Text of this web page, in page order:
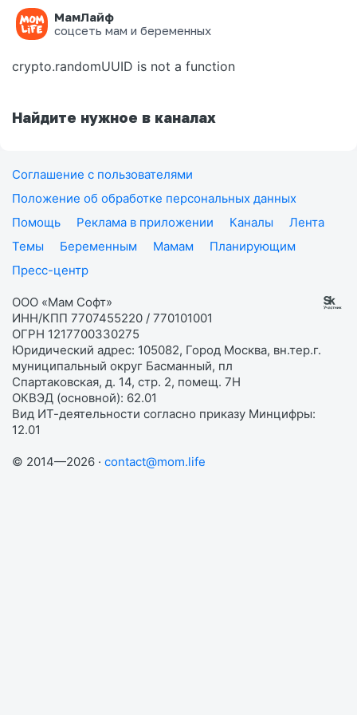
МамЛайф
соцсеть мам и беременных
Ошибка на странице
crypto.randomUUID is not a function
Найдите нужное в каналах
Соглашение с пользователями
Положение об обработке персональных данных
Помощь
Реклама в приложении Каналы
Лента
Темы
Беременным Мамам
Планирующим
Пресс-центр
ООО «Мам Софт»
ИНН/КПП 7707455220 / 770101001
ОГРН 1217700330275
Юридический адрес: 105082, Город Москва, вн.тер.г.
муниципальный округ Басманный, пл
Спартаковская, д. 14, стр. 2, помещ. 7Н
ОКВЭД (основной): 62.01
Вид ИТ-деятельности согласно приказу Минцифры:
12.01
© 2014—2026 · contact@mom.life